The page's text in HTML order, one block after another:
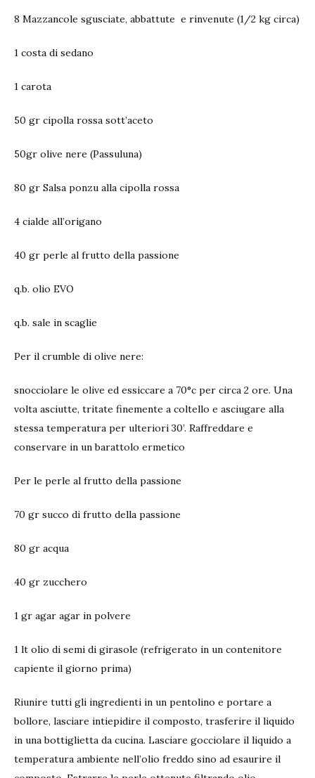
8 Mazzancole sgusciate, abbattute e rinvenute (1/2 kg circa)
1 costa di sedano
1 carota
50 gr cipolla rossa sott’aceto
50gr olive nere (Passuluna)
80 gr Salsa ponzu alla cipolla rossa
4 cialde all’origano
40 gr perle al frutto della passione
q.b. olio EVO
q.b. sale in scaglie
Per il crumble di olive nere:
snocciolare le olive ed essiccare a 70°c per circa 2 ore. Una
volta asciutte, tritate finemente a coltello e asciugare alla
stessa temperatura per ulteriori 30’. Raffreddare e
conservare in un barattolo ermetico
Per le perle al frutto della passione
70 gr succo di frutto della passione
80 gr acqua
40 gr zucchero
1 gr agar agar in polvere
1 lt olio di semi di girasole (refrigerato in un contenitore
capiente il giorno prima)
Riunire tutti gli ingredienti in un pentolino e portare a
bollore, lasciare intiepidire il composto, trasferire il liquido
in una bottiglietta da cucina. Lasciare gocciolare il liquido a
temperatura ambiente nell’olio freddo sino ad esaurire il